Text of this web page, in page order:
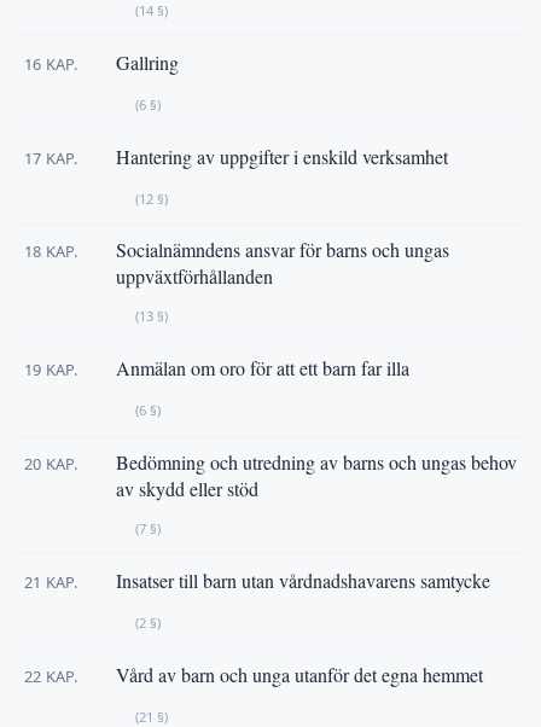
(14 §)
16 KAP. Gallring
(6 §)
17 KAP. Hantering av uppgifter i enskild verksamhet
(12 §)
18 KAP.
Socialnämndens ansvar för barns och ungas
uppväxtförhållanden
(13 §)
19 KAP. Anmälan om oro för att ett barn far illa
(6 §)
20 KAP.
Bedömning och utredning av barns och ungas behov
av skydd eller stöd
(7 §)
21 KAP. Insatser till barn utan vårdnadshavarens samtycke
(2 §)
22 KAP. Vård av barn och unga utanför det egna hemmet
(21 §)